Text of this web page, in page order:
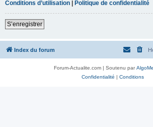
Conditions d’utilisation | Politique de confidentialité
S’enregistrer
Index du forum
Forum-Actualite.com | Soutenu par
Confidentialité | Conditions